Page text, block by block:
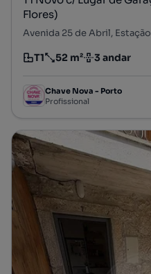
Flores)
Avenida 25 de Abril,
Tipologia
T1
Preço por metro quadrado
52 m²
Andar 3 andar
Chave Nova - Porto
Profissional